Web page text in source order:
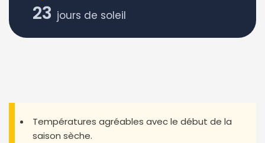
23 jours de soleil
Températures agréables avec le début de la
saison sèche.